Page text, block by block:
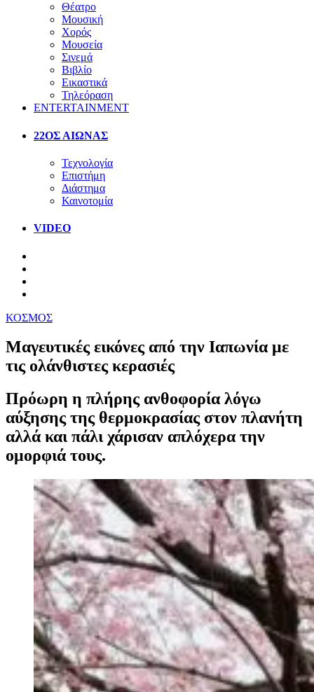
Θέατρο
Μουσική
Χορός
Μουσεία
Σινεμά
Βιβλίο
Εικαστικά
Τηλεόραση
ENTERTAINMENT
22ΟΣ ΑΙΩΝΑΣ
Τεχνολογία
Επιστήμη
Διάστημα
Καινοτομία
VIDEO
ΚΟΣΜΟΣ
Μαγευτικές εικόνες από την Ιαπωνία με
τις ολάνθιστες κερασιές
Πρόωρη η πλήρης ανθοφορία λόγω
αύξησης της θερμοκρασίας στον πλανήτη
αλλά και πάλι χάρισαν απλόχερα την
ομορφιά τους.